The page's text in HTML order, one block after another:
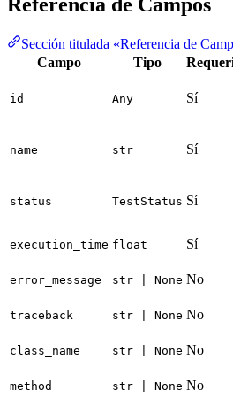
Sección titulada «Referencia de
Campo
Tipo
id Any Sí
name str Sí
status TestStatus Sí
execution_time float Sí
error_message str | None No
traceback str | None No
class_name str | None No
method str | None No